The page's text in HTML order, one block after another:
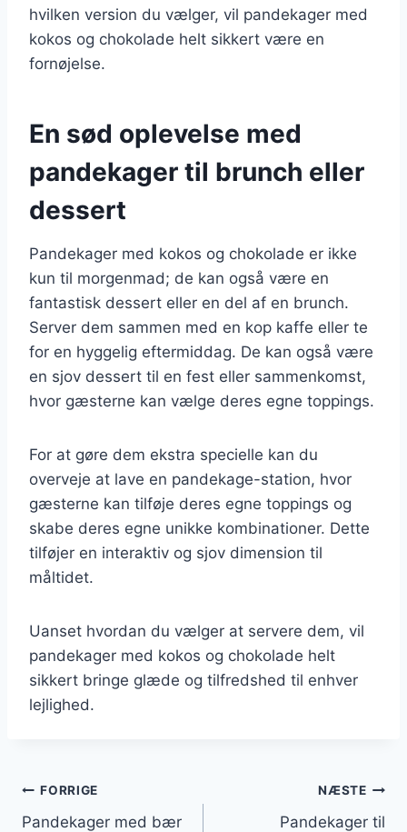
hvilken version du vælger, vil pandekager med
kokos og chokolade helt sikkert være en
fornøjelse.
En sød oplevelse med
pandekager til brunch eller
dessert
Pandekager med kokos og chokolade er ikke
kun til morgenmad; de kan også være en
fantastisk dessert eller en del af en brunch.
Server dem sammen med en kop kaffe eller te
for en hyggelig eftermiddag. De kan også være
en sjov dessert til en fest eller sammenkomst,
hvor gæsterne kan vælge deres egne toppings.
For at gøre dem ekstra specielle kan du
overveje at lave en pandekage-station, hvor
gæsterne kan tilføje deres egne toppings og
skabe deres egne unikke kombinationer. Dette
tilføjer en interaktiv og sjov dimension til
måltidet.
Uanset hvordan du vælger at servere dem, vil
pandekager med kokos og chokolade helt
sikkert bringe glæde og tilfredshed til enhver
lejlighed.
Indlægsnavigation
FORRIGE
Pandekager med bær
NÆSTE
Pandekager til